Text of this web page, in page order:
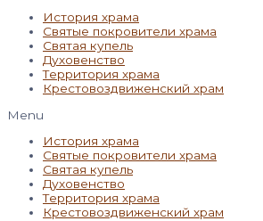
История храма
Святые покровители храма
Святая купель
Духовенство
Территория храма
Крестовоздвиженский храм
Menu
История храма
Святые покровители храма
Святая купель
Духовенство
Территория храма
Крестовоздвиженский храм